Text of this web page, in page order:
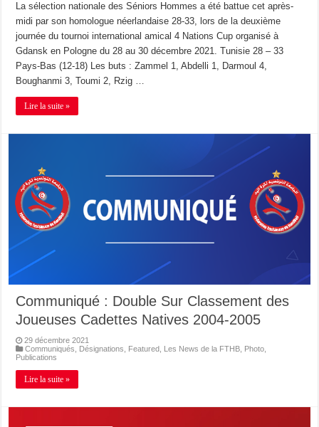
La sélection nationale des Séniors Hommes a été battue cet après-
midi par son homologue néerlandaise 28-33, lors de la deuxième
journée du tournoi international amical 4 Nations Cup organisé à
Gdansk en Pologne du 28 au 30 décembre 2021. Tunisie 28 – 33
Pays-Bas (12-18) Les buts : Zammel 1, Abdelli 1, Darmoul 4,
Boughanmi 3, Toumi 2, Rzig …
Lire la suite »
Communiqué : Double Sur Classement des
Joueuses Cadettes Natives 2004-2005
29 décembre 2021
Communiqués
Désignations Featured Les News de la FTHB Photo
Publications
Lire la suite »